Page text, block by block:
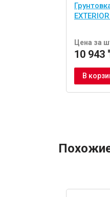
Цена за
10 943
В